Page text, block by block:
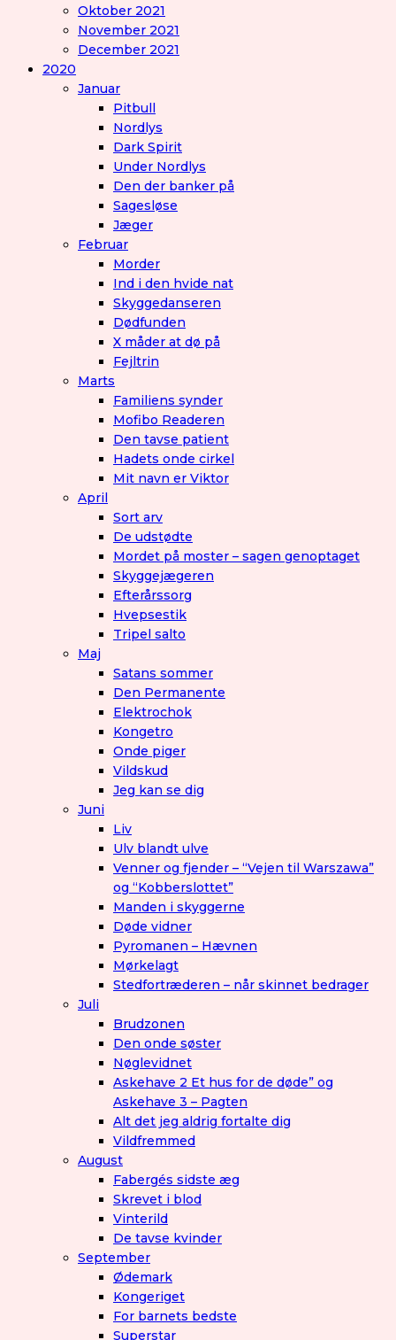
Oktober 2021
November 2021
December 2021
2020
Januar
Pitbull
Nordlys
Dark Spirit
Under Nordlys
Den der banker på
Sagesløse
Jæger
Februar
Morder
Ind i den hvide nat
Skyggedanseren
Dødfunden
X måder at dø på
Fejltrin
Marts
Familiens synder
Mofibo Readeren
Den tavse patient
Hadets onde cirkel
Mit navn er Viktor
April
Sort arv
De udstødte
Mordet på moster – sagen genoptaget
Skyggejægeren
Efterårssorg
Hvepsestik
Tripel salto
Maj
Satans sommer
Den Permanente
Elektrochok
Kongetro
Onde piger
Vildskud
Jeg kan se dig
Juni
Liv
Ulv blandt ulve
Venner og fjender – “Vejen til Warszawa”
og “Kobberslottet”
Manden i skyggerne
Døde vidner
Pyromanen – Hævnen
Mørkelagt
Stedfortræderen – når skinnet bedrager
Juli
Brudzonen
Den onde søster
Nøglevidnet
Askehave 2 Et hus for de døde” og
Askehave 3 – Pagten
Alt det jeg aldrig fortalte dig
Vildfremmed
August
Fabergés sidste æg
Skrevet i blod
Vinterild
De tavse kvinder
September
Ødemark
Kongeriget
For barnets bedste
Superstar